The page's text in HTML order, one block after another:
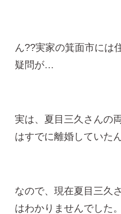
ん??実家の箕面市には
疑問が…
実は、夏目三久さんの
はすでに離婚していた
なので、現在夏目三久
はわかりませんでした。